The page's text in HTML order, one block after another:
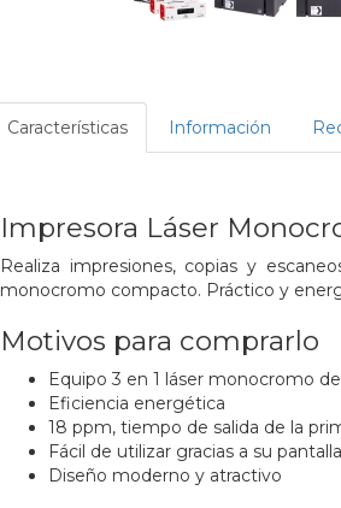
Características Información
Impresora Láser
Realiza impresiones, copias y
monocromo compacto. Práctico y
Motivos para comprarlo
Equipo 3 en 1 láser monocromo
Eficiencia energética
18 ppm, tiempo de salida de la
Fácil de utilizar gracias a su
Diseño moderno y atractivo